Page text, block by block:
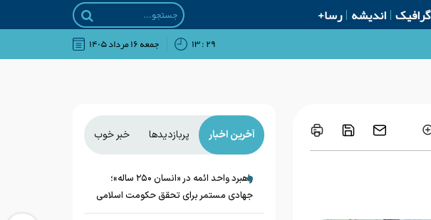
گرافیک اندیشه رسا+
۲۹ : ۱۳ جمعه ۱۶ مرداد ۱۴۰۵
آخرین اخبار پربازدیدها خبر خوب
راهبرد واحد ائمه در «انسان ۲۵۰ ساله»؛
جهادی مستمر برای تحقق حکومت اسلامی